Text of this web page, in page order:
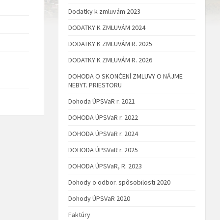
Dodatky k zmluvám 2023
DODATKY K ZMLUVÁM 2024
DODATKY K ZMLUVÁM R. 2025
DODATKY K ZMLUVÁM R. 2026
DOHODA O SKONČENÍ ZMLUVY O NÁJME
NEBYT. PRIESTORU
Dohoda ÚPSVaR r. 2021
DOHODA ÚPSVaR r. 2022
DOHODA ÚPSVaR r. 2024
DOHODA ÚPSVaR r. 2025
DOHODA ÚPSVaR, R. 2023
Dohody o odbor. spôsobilosti 2020
Dohody ÚPSVaR 2020
Faktúry